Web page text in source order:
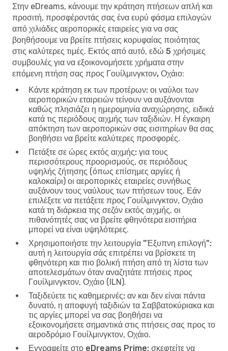
Στην eDreams, κάνουμε την κράτηση πτήσεων απλή και
προσιτή, προσφέροντάς σας ένα ευρύ φάσμα επιλογών
από χιλιάδες αεροπορικές εταιρείες για να σας
βοηθήσουμε να βρείτε πτήσεις κορυφαίας ποιότητας
στις καλύτερες τιμές. Εκτός από αυτό, εδώ 5 χρήσιμες
συμβουλές για να εξοικονομήσετε χρήματα στην
επόμενη πτήση σας προς Γουίλμινγκτον, Οχάιο:
Κάντε κράτηση εκ των προτέρων: οι ναύλοι των
αεροπορικών εταιρειών τείνουν να αυξάνονται
καθώς πλησιάζει η ημερομηνία αναχώρησης, ειδικά
κατά τις περιόδους αιχμής των ταξιδιών. Η έγκαιρη
απόκτηση των αεροπορικών σας εισιτηρίων θα σας
βοηθήσει να βρείτε καλύτερες προσφορές.
Πετάξτε σε ώρες εκτός αιχμής: για τους
περισσότερους προορισμούς, σε περιόδους
υψηλής ζήτησης (όπως επίσημες αργίες ή
καλοκαίρι) οι αεροπορικές εταιρείες συνήθως
αυξάνουν τους ναύλους των πτήσεων τους. Εάν
επιλέξετε να πετάξετε προς Γουίλμινγκτον, Οχάιο
κατά τη διάρκεια της σεζόν εκτός αιχμής, οι
πιθανότητές σας να βρείτε φθηνότερα εισιτήρια
μπορεί να είναι υψηλότερες.
Χρησιμοποιήστε την λειτουργία "Έξυπνη επιλογή":
αυτή η λειτουργία σάς επιτρέπει να βρίσκετε τη
φθηνότερη και πιο βολική πτήση από τη λίστα των
αποτελεσμάτων όταν αναζητάτε πτήσεις προς
Γουίλμινγκτον, Οχάιο (ILN).
Ταξιδεύετε τις καθημερινές: αν και δεν είναι πάντα
δυνατό, η αποφυγή ταξιδιών τα Σαββατοκύριακα και
τις αργίες μπορεί να σας βοηθήσει να
εξοικονομήσετε σημαντικά στις πτήσεις σας προς το
αεροδρόμιο Γουίλμινγκτον, Οχάιο.
Εγγραφείτε στο eDreams Prime: σκεφτείτε να